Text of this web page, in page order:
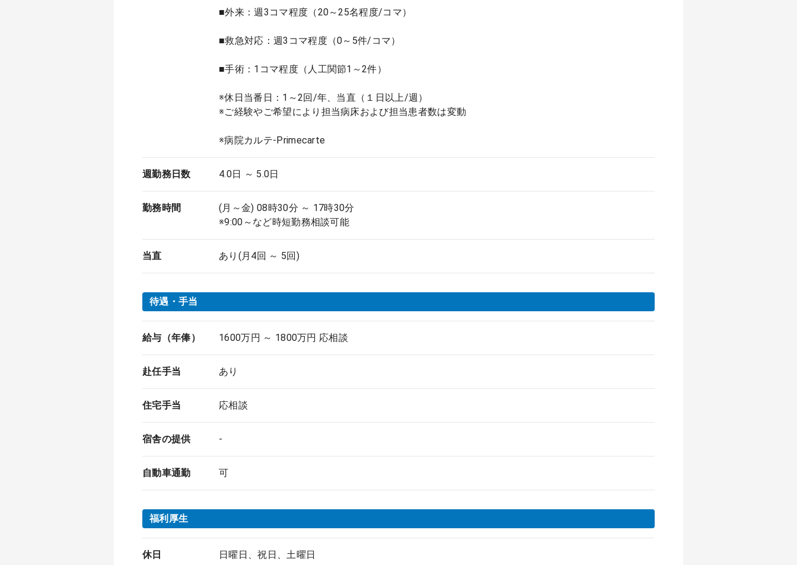
■外来：週3コマ程度（20～25名程度/コマ）
■救急対応：週3コマ程度（0～5件/コマ）
■手術：1コマ程度（人工関節1～2件）
※休日当番日：1～2回/年、当直（１日以上/週）
※ご経験やご希望により担当病床および担当患者数は変動
※病院カルテ-Primecarte
週勤務日数 4.0日 ～ 5.0日
勤務時間
(月～金) 08時30分 ～ 17時30分
※9:00～など時短勤務相談可能
当直 あり(月4回 ～ 5回)
待遇・手当
給与（年俸） 1600万円 ～ 1800万円 応相談
赴任手当 あり
住宅手当 応相談
宿舎の提供 -
自動車通勤 可
福利厚生
休日 日曜日、祝日、土曜日